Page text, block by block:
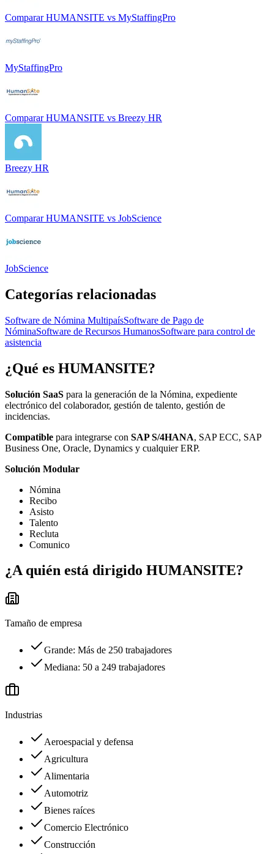
Comparar HUMANSITE vs MyStaffingPro
MyStaffingPro
Comparar HUMANSITE vs Breezy HR
Breezy HR
Comparar HUMANSITE vs JobScience
JobScience
Categorías relacionadas
Software de Nómina MultipaísSoftware de Pago de
NóminaSoftware de Recursos HumanosSoftware para control de
asistencia
¿Qué es HUMANSITE?
Solución SaaS para la generación de la Nómina, expediente
electrónico del colaborador, gestión de talento, gestión de
incidencias.
Compatible para integrarse con SAP S/4HANA, SAP ECC, SAP
Business One, Oracle, Dynamics y cualquier ERP.
Solución Modular
Nómina
Recibo
Asisto
Talento
Recluta
Comunico
¿A quién está dirigido HUMANSITE?
Tamaño de empresa
Grande: Más de 250 trabajadores
Mediana: 50 a 249 trabajadores
Industrias
Aeroespacial y defensa
Agricultura
Alimentaria
Automotriz
Bienes raíces
Comercio Electrónico
Construcción